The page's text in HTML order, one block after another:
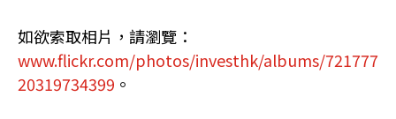
如欲索取相片，請瀏覽：
www.flickr.com/photos/investhk/albums/721777
20319734399 。